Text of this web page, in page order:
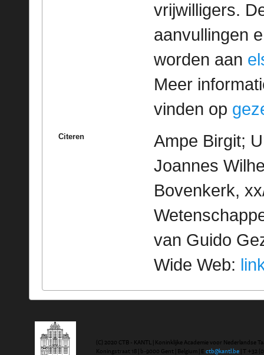
vrijwilligers.
aanvullingen
worden aan
Meer
vinden op
Citeren
Ampe Birgit;
Joannes
Bovenkerk,
van Guido
Wide Web:
(C) 2020 CTB - KANTL | Koninklijke Academie voor Nederlandse
Koningstraat 18 | b-9000 Gent | Belgium | E ctb@kantl.be | T +32